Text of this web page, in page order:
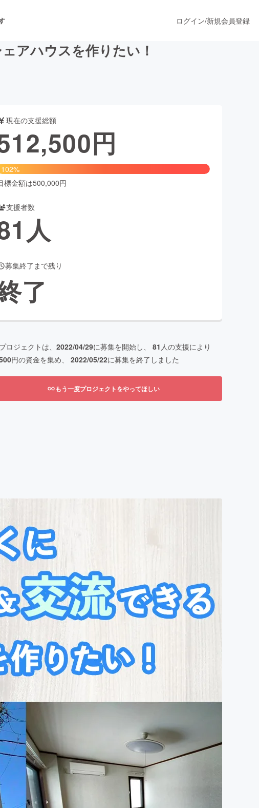
ンス
ファッション
ルスケア
ログイン/新規会員登録
アハウスを作りたい！
現在の支援総額
円
102%
標金額は500,000円
支援者数
人
募集終了まで残り
了
ロジェクトは、 2022/04/29に募集を開始し、 81 人の支援により
円の資金を集め、 2022/05/22に募集を終了しました
もう一度プロジェクトをやってほしい